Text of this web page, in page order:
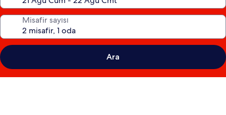
Misafir sayısı
Ara